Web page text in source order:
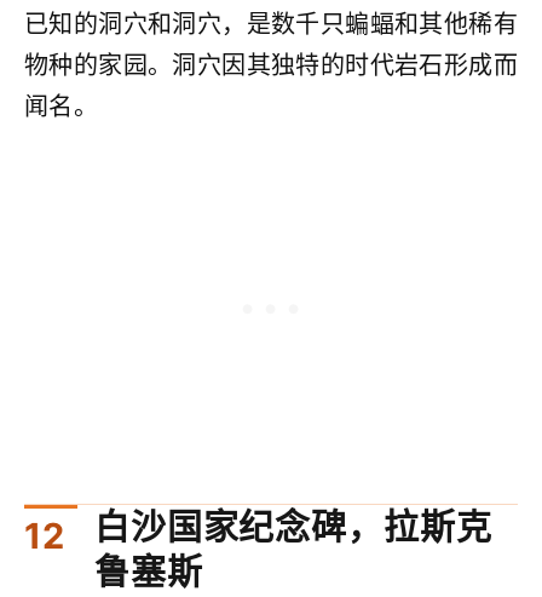
已知的洞穴和洞穴，是数千只蝙蝠和其他稀有
物种的家园。洞穴因其独特的时代岩石形成而
闻名。
白沙国家纪念碑，拉斯克
鲁塞斯